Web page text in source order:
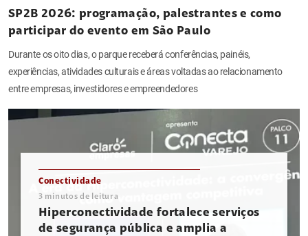
SP2B 2026: programação, palestrantes e como
participar do evento em São Paulo
Durante os oito dias, o parque receberá conferências, painéis,
experiências, atividades culturais e áreas voltadas ao relacionamento
entre empresas, investidores e empreendedores
Conectividade
3 minutos de leitura
Hiperconectividade fortalece serviços
de segurança pública e amplia a